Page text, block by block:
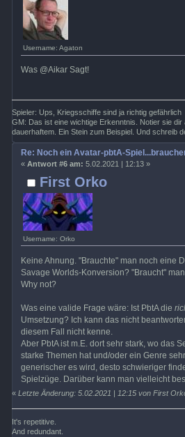
Username: Agaton
Was @Aikar Sagt!
Spieler: Ups, Kriegsschiffe sind ja richtig gefährlich
GM: Das ist eine wichtige Erkenntnis. Notier sie dir
dauerhaftem. Ein Stein zum Beispiel. Und schreib
First Orko
Username: Orko
Re: Noch ein Avatar-pbtA-
« Antwort #6 am: 5.02.2021 | 12:13 »
Keine Ahnung. "Brauchte" man noch eine
Savage Worlds-Konversion? "Braucht"
Why not?
Was eine valide Frage wäre: Ist PbtA die
Umsetzung? Ich kann das nicht
diesem Fall nicht kenne.
Aber PbtA ist m.E. dort sehr stark, wo das
starke Themen hat und/oder ein Genre
generischer es wird, desto schwieriger
Spielzüge. Darüber kann man vielleicht
«Letzte Änderung: 5.02.2021 | 12:15 von First
It's repetitive.
And redundant.